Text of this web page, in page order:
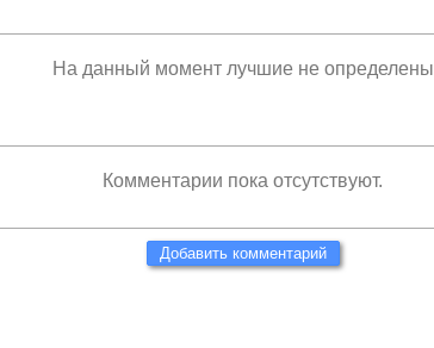
На данный момент лучшие не определены
Комментарии пока отсутствуют.
Добавить комментарий